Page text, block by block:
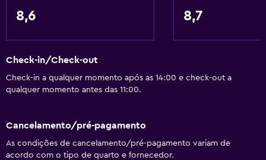
Saúde e segurança
CCTV fora da propriedade
Limpeza diária
Segurança 24/7
CCTV nas zonas comuns
Restaurantes
8,6 8,7
Check-in/Check-out
Check-in a qualquer momento após as 14:00 e check-out a
qualquer momento antes das 11:00.
Cancelamento/pré-pagamento
As condições de cancelamento/pré-pagamento variam de
acordo com o tipo de quarto e fornecedor.